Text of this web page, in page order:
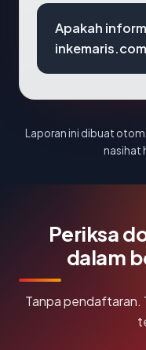
Apakah
Laporan ini dibuat
nasihat
Periksa
dalam
Tanpa pendaftaran.